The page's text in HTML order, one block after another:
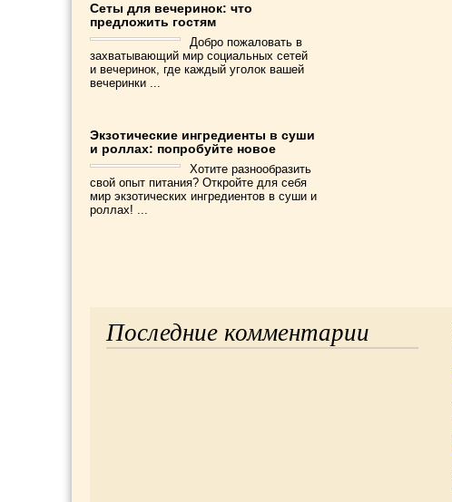
Сеты для вечеринок: что
предложить гостям
Добро пожаловать в
захватывающий мир социальных сетей
и вечеринок, где каждый уголок вашей
вечеринки ...
Экзотические ингредиенты в суши
и роллах: попробуйте новое
Хотите разнообразить
свой опыт питания? Откройте для себя
мир экзотических ингредиентов в суши и
роллах! ...
Последние комментарии